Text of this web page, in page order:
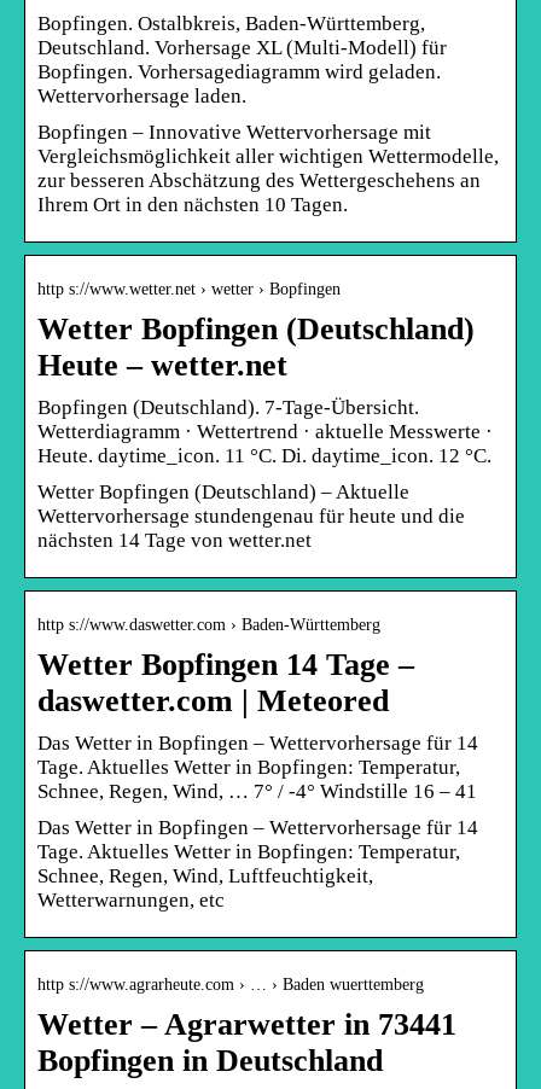
Bopfingen. Ostalbkreis, Baden-Württemberg,
Deutschland. Vorhersage XL (Multi-Modell) für
Bopfingen. Vorhersagediagramm wird geladen.
Wettervorhersage laden.
Bopfingen – Innovative Wettervorhersage mit
Vergleichsmöglichkeit aller wichtigen Wettermodelle,
zur besseren Abschätzung des Wettergeschehens an
Ihrem Ort in den nächsten 10 Tagen.
http s://www.wetter.net › wetter › Bopfingen
Wetter Bopfingen (Deutschland)
Heute – wetter.net
Bopfingen (Deutschland). 7-Tage-Übersicht.
Wetterdiagramm · Wettertrend · aktuelle Messwerte ·
Heute. daytime_icon. 11 °C. Di. daytime_icon. 12 °C.
Wetter Bopfingen (Deutschland) – Aktuelle
Wettervorhersage stundengenau für heute und die
nächsten 14 Tage von wetter.net
http s://www.daswetter.com › Baden-Württemberg
Wetter Bopfingen 14 Tage –
daswetter.com | Meteored
Das Wetter in Bopfingen – Wettervorhersage für 14
Tage. Aktuelles Wetter in Bopfingen: Temperatur,
Schnee, Regen, Wind, … 7° / -4° Windstille 16 – 41
Das Wetter in Bopfingen – Wettervorhersage für 14
Tage. Aktuelles Wetter in Bopfingen: Temperatur,
Schnee, Regen, Wind, Luftfeuchtigkeit,
Wetterwarnungen, etc
http s://www.agrarheute.com › … › Baden wuerttemberg
Wetter – Agrarwetter in 73441
Bopfingen in Deutschland